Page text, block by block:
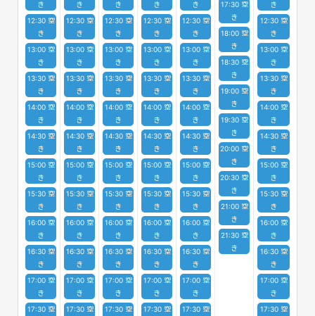
き
12:30 空
き
13:00 空
き
13:30 空
き
14:00 空
き
14:30 空
き
15:00 空
き
15:30 空
き
16:00 空
き
16:30 空
き
17:00 空
き
17:30 空
き
12:30 空
き
13:00 空
き
13:30 空
き
14:00 空
き
14:30 空
き
15:00 空
き
15:30 空
き
16:00 空
き
16:30 空
き
17:00 空
き
17:30 空
き
12:30 空
き
13:00 空
き
13:30 空
き
14:00 空
き
14:30 空
き
15:00 空
き
15:30 空
き
16:00 空
き
16:30 空
き
17:00 空
き
17:30 空
き
12:30 空
き
13:00 空
き
13:30 空
き
14:00 空
き
14:30 空
き
15:00 空
き
15:30 空
き
16:00 空
き
16:30 空
き
17:00 空
き
17:30 空
き
12:30 空
き
13:00 空
き
13:30 空
き
14:00 空
き
14:30 空
き
15:00 空
き
15:30 空
き
16:00 空
き
16:30 空
き
17:00 空
き
17:30 空
17:30 空
き
18:00 空
き
18:30 空
き
19:00 空
き
19:30 空
き
20:00 空
き
20:30 空
き
21:00 空
き
21:30 空
き
き
12:30 空
き
13:00 空
き
13:30 空
き
14:00 空
き
14:30 空
き
15:00 空
き
15:30 空
き
16:00 空
き
16:30 空
き
17:00 空
き
17:30 空